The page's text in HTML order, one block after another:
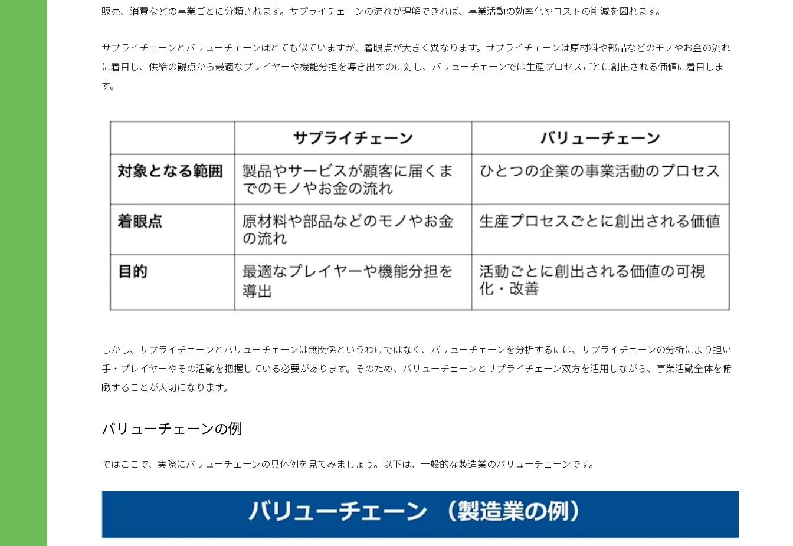
販売、消費などの事業ごとに分類されます。サプライチェーンの流れが理解できれば、事業活動の効率化やコストの削減を図れます。
サプライチェーンとバリューチェーンはとても似ていますが、着眼点が大きく異なります。サプライチェーンは原材料や部品などのモノやお金の流れ
に着目し、供給の観点から最適なプレイヤーや機能分担を導き出すのに対し、バリューチェーンでは生産プロセスごとに創出される価値に着目しま
す。
しかし、サプライチェーンとバリューチェーンは無関係というわけではなく、バリューチェーンを分析するには、サプライチェーンの分析により担い
手・プレイヤーやその活動を把握している必要があります。そのため、バリューチェーンとサプライチェーン双方を活用しながら、事業活動全体を俯
瞰することが大切になります。
バリューチェーンの例
ではここで、実際にバリューチェーンの具体例を見てみましょう。以下は、一般的な製造業のバリューチェーンです。